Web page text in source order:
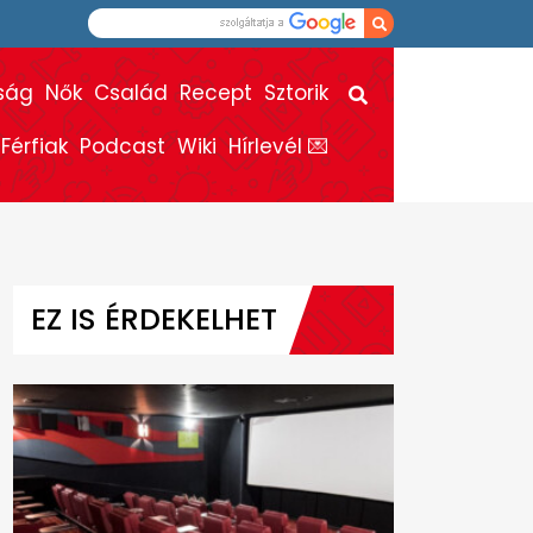
Nők Család Recept Sztorik
Férfiak Podcast Wiki Hírlevél 💌
EZ IS ÉRDEKELHET